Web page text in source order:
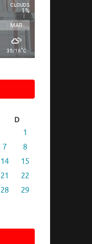
CLOUDS
1%
MAR
35/16°C
D
1
7
8
14
15
21
22
28
29